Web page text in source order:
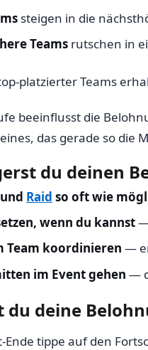
steigen in die
Teams rutschen in
platzierter Teams
beeinflusst die
das gerade so die
du deinen
Raid so oft wie
wenn du kannst—
Team koordinieren —
im Event gehen —
du deine
Ende tippe auf den